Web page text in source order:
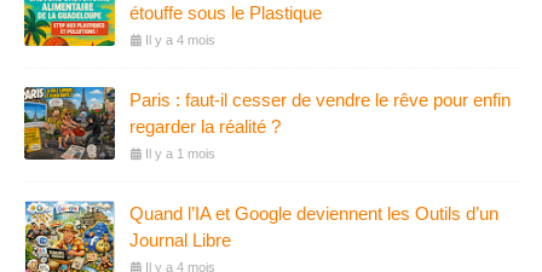
étouffe sous le Plastique
Il y a 4 mois
Paris : faut-il cesser de vendre le rêve pour enfin
regarder la réalité ?
Il y a 1 mois
Quand l’IA et Google deviennent les Outils d’un
Journal Libre
Il y a 4 mois